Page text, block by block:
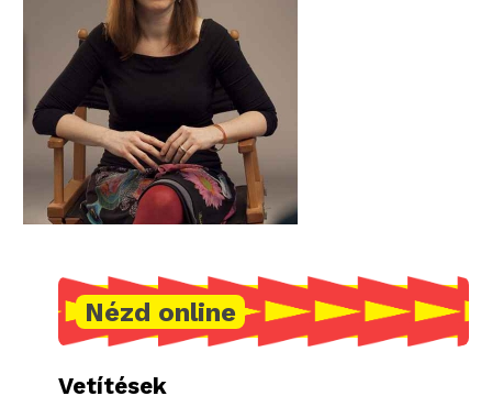
Nézd online
Vetítések